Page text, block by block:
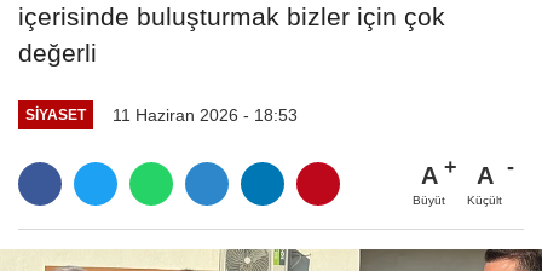
içerisinde buluşturmak bizler için çok
değerli
SIYASET 11 Haziran 2026 - 18:53
A
Büyüt
A
Küçült